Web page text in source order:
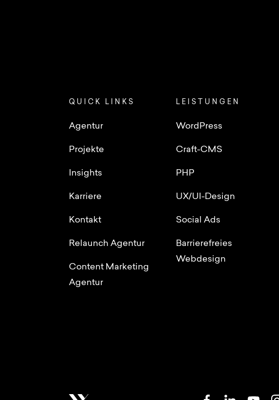
LEISTUNGEN
WordPress
Craft-CMS
PHP
UX/UI-Design
Social Ads
Barrierefreies
Webdesign
QUICK LINKS
Agentur
Projekte
Insights
Karriere
Kontakt
Relaunch Agentur
Content Marketing
Agentur